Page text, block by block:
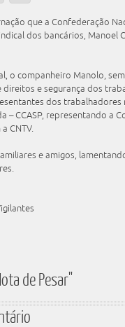
que a Confederação
dos bancários, Manoel
o companheiro Manolo,
e segurança dos
dos trabalhadores
– CCASP, representando a
CNTV.
e amigos,
de Pesar"